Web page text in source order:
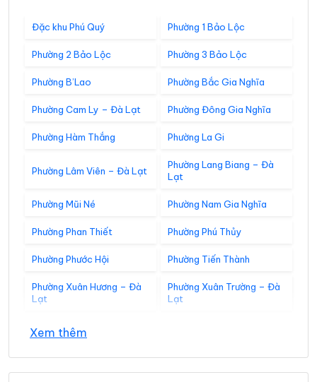
Đặc khu Phú Quý Phường 1 Bảo Lộc
Phường 2 Bảo Lộc Phường 3 Bảo Lộc
Phường B’Lao Phường Bắc Gia Nghĩa
Phường Cam Ly – Đà Lạt Phường Đông Gia Nghĩa
Phường Hàm Thắng Phường La Gi
Phường Lâm Viên – Đà Lạt
Phường Lang Biang – Đà
Lạt
Phường Mũi Né Phường Nam Gia Nghĩa
Phường Phan Thiết Phường Phú Thủy
Phường Phước Hội Phường Tiến Thành
Phường Xuân Hương – Đà
Lạt
Phường Xuân Trường – Đà
Lạt
Xã Bắc Bình
Xem thêm